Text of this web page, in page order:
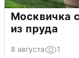
Москвичка
из пруда
8 августа 1